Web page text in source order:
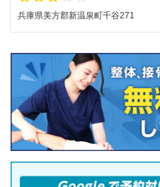
兵庫県美方郡新温泉町千谷271